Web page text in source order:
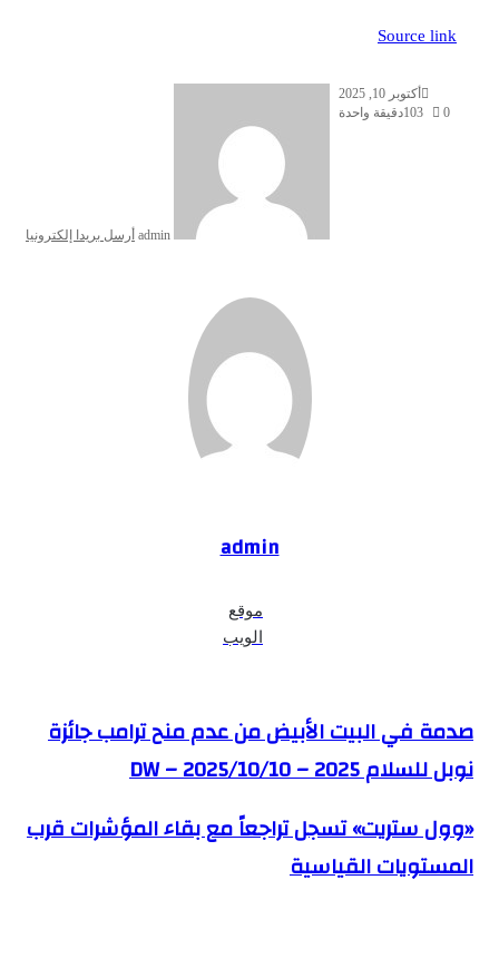
Source link
admin أرسل بريدا إلكترونيا
أكتوبر 10, 2025
0
103دقيقة واحدة
admin
موقع
الويب
صدمة في البيت الأبيض من عدم منح ترامب جائزة نوبل للسلام
2025 – DW – 2025/10/10
صدمة في البيت الأبيض من عدم منح ترامب جائزة
نوبل للسلام 2025 – DW – 2025/10/10
«وول ستريت» تسجل تراجعاً مع بقاء المؤشرات قرب
المستويات القياسية
«وول ستريت» تسجل تراجعاً مع بقاء المؤشرات قرب
المستويات القياسية